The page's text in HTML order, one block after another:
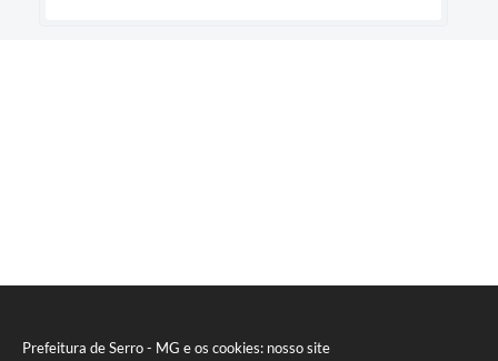
Prefeitura de Serro - MG e os cookies: nosso site